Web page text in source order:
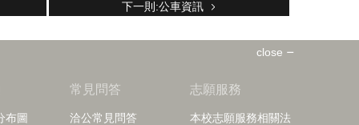
下一則:公車資訊
close
布圖
常見問答
洽公常見問答
志願服務
本校志願服務相關法